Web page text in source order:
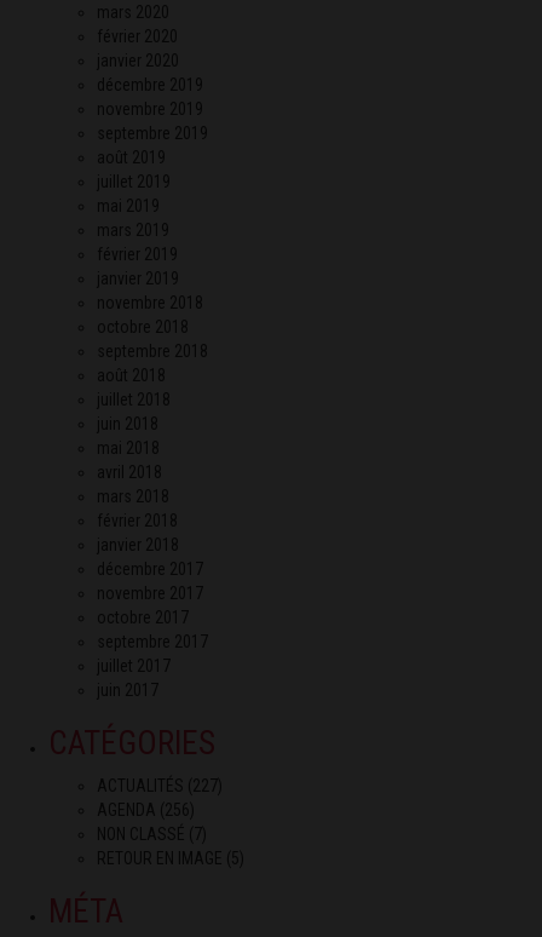
mars 2020
février 2020
janvier 2020
décembre 2019
novembre 2019
septembre 2019
août 2019
juillet 2019
mai 2019
mars 2019
février 2019
janvier 2019
novembre 2018
octobre 2018
septembre 2018
août 2018
juillet 2018
juin 2018
mai 2018
avril 2018
mars 2018
février 2018
janvier 2018
décembre 2017
novembre 2017
octobre 2017
septembre 2017
juillet 2017
juin 2017
CATÉGORIES
ACTUALITÉS
(227)
AGENDA (256)
NON CLASSÉ (7)
RETOUR EN IMAGE (5)
MÉTA